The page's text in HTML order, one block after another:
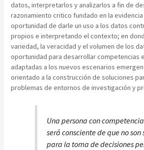
datos, interpretarlos y analizarlos a fin de
razonamiento critico fundado en la
oportunidad de darle un uso a los datos
propios e interpretando el contexto; en
variedad, la veracidad y el volumen de los
oportunidad para desarrollar competencias
adaptadas a los nuevos escenarios
orientado a la construcción de soluciones
problemas de entornos de investigación y
Una persona con
será consciente de que no son
para la toma de decisiones